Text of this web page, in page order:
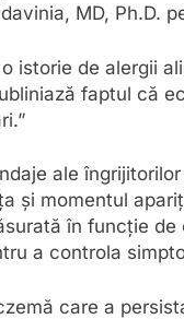
MD, Ph.D.
istorie de alergii
faptul că
ale
și momentul
în funcție
a controla
care a